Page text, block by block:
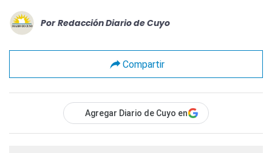
Por Redacción Diario de Cuyo
Compartir
Agregar Diario de Cuyo en